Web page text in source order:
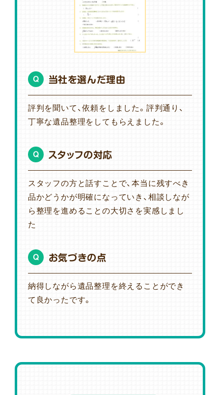
Q 当社を選んだ理由
評判を聞いて、依頼をしました。評判通り、
丁寧な遺品整理をしてもらえました。
Q スタッフの対応
スタッフの方と話すことで、本当に残すべき
品かどうかが明確になっていき、相談しなが
ら整理を進めることの大切さを実感しまし
た
Q お気づきの点
納得しながら遺品整理を終えることができ
て良かったです。